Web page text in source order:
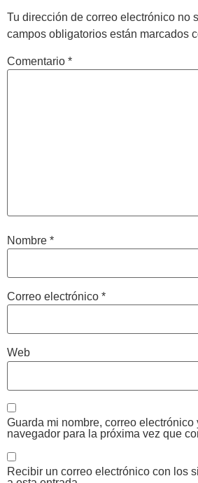
Tu dirección de correo electrónico no
campos obligatorios están marcados
Comentario *
Nombre *
Correo electrónico *
Web
Guarda mi nombre, correo electrónico
navegador para la próxima vez que
Recibir un correo electrónico con los